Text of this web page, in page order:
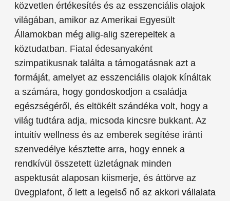
közvetlen értékesítés és az esszenciális olajok
világában, amikor az Amerikai Egyesült
Államokban még alig-alig szerepeltek a
köztudatban. Fiatal édesanyaként
szimpatikusnak találta a támogatásnak azt a
formáját, amelyet az esszenciális olajok kínáltak
a számára, hogy gondoskodjon a családja
egészségéről, és eltökélt szándéka volt, hogy a
világ tudtára adja, micsoda kincsre bukkant. Az
intuitív wellness és az emberek segítése iránti
szenvedélye késztette arra, hogy ennek a
rendkívül összetett üzletágnak minden
aspektusát alaposan kiismerje, és áttörve az
üvegplafont, ő lett a legelső nő az akkori vállalata